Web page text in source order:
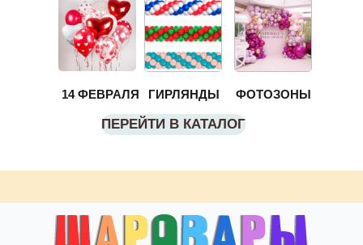
ГИРЛЯНДЫ
ПЕРЕЙТИ В КАТАЛОГ
ФОТОЗОНЫ
14 ФЕВРАЛЯ